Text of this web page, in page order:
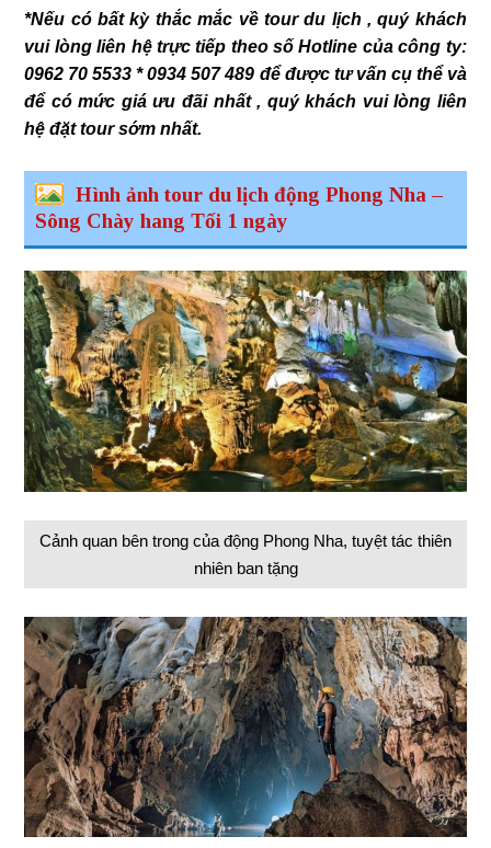
*Nếu có bất kỳ thắc mắc về tour du lịch , quý khách
vui lòng liên hệ trực tiếp theo số Hotline của công ty:
0962 70 5533 * 0934 507 489 để được tư vấn cụ thể và
để có mức giá ưu đãi nhất , quý khách vui lòng liên
hệ đặt tour sớm nhất.
Hình ảnh tour du lịch động Phong Nha –
Sông Chày hang Tối 1 ngày
Cảnh quan bên trong của động Phong Nha, tuyệt tác thiên
nhiên ban tặng